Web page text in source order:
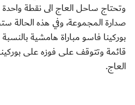
وتحتاج ساحل العاج الى نقطة واحدة
صدارة المجموعة، وفي هذه الحالة
بوركينا فاسو مباراة هامشية
قائمة وتتوقف على فوزه على
العاج.